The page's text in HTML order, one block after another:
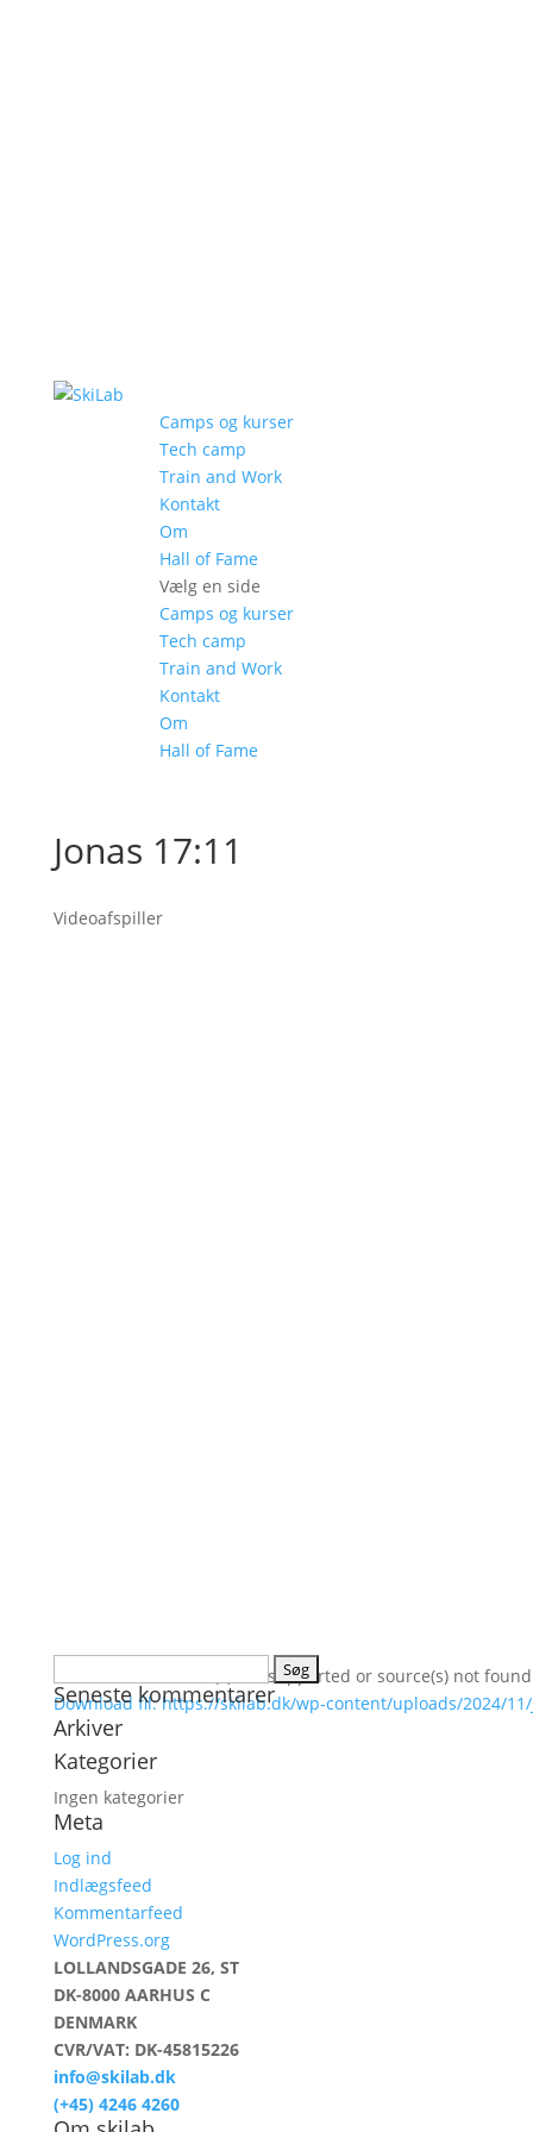
Camps og kurser
Tech camp
Train and Work
Kontakt
Om
Hall of Fame
Vælg en side
Camps og kurser
Tech camp
Train and Work
Kontakt
Om
Hall of Fame
Jonas 17:11
Videoafspiller
Media error: Format(s) not supported or source(s) not found
Download fil: https://skilab.dk/wp-content/uploads/2024/11/
efter:
Seneste kommentarer
Arkiver
Kategorier
Ingen kategorier
Meta
Log ind
Indlægsfeed
Kommentarfeed
WordPress.org
LOLLANDSGADE 26, ST
DK-8000 AARHUS C
DENMARK
CVR/VAT: DK-45815226
info@skilab.dk
(+45) 4246 4260